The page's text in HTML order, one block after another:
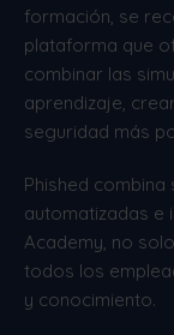
formación, se
plataforma que
combinar las
aprendizaje,
seguridad más
Phished
automatizadas e
Academy, no
todos los
y conocimiento.